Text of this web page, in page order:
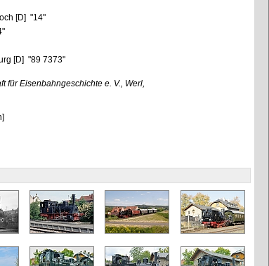
[D] "14"
[D] "89 7373"
für Eisenbahngeschichte e. V., Werl,